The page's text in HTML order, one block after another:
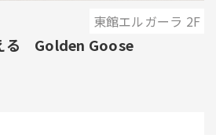
東館エルガーラ 2F
る Golden Goose